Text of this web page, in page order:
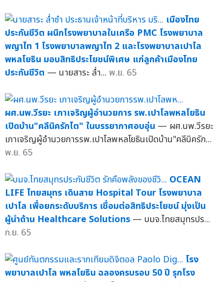
เมืองไทย
ประกันชีวิต ผนึกโรงพยาบาลในเครือ PMC โรงพยาบาล
พญาไท 1 โรงพยาบาลพญาไท 2 และโรงพยาบาลเปาโล
พหลโยธิน มอบสิทธิประโยชน์พิเศษ แก่ลูกค้าเมืองไทย
ประกันชีวิต — นายสาระ ล่ำ... พ.ย. 65
ผศ.นพ.วีรยะ เภาเจริญผู้อำนวยการ รพ.เปาโลพหลโยธิน
เปิดบ้าน"คลีนิครักไต" ในบรรยากาศอบอุ่น — ผศ.นพ.วีรยะ
เภาเจริญผู้อำนวยการรพ.เปาโลพหลโยธินเปิดบ้าน"คลีนิครัก...
พ.ย. 65
OCEAN
LIFE ไทยสมุทร เดินสาย Hospital Tour โรงพยาบาล
เปาโล เพื่อยกระดับบริการ เชื่อมต่อสิทธิประโยชน์ มุ่งเป็น
ผู้นำด้าน Healthcare Solutions — บมจ.ไทยสมุทรปร...
ก.ย. 65
โรง
พยาบาลเปาโล พหลโยธิน ฉลองครบรอบ 50 ปี รุกโรง